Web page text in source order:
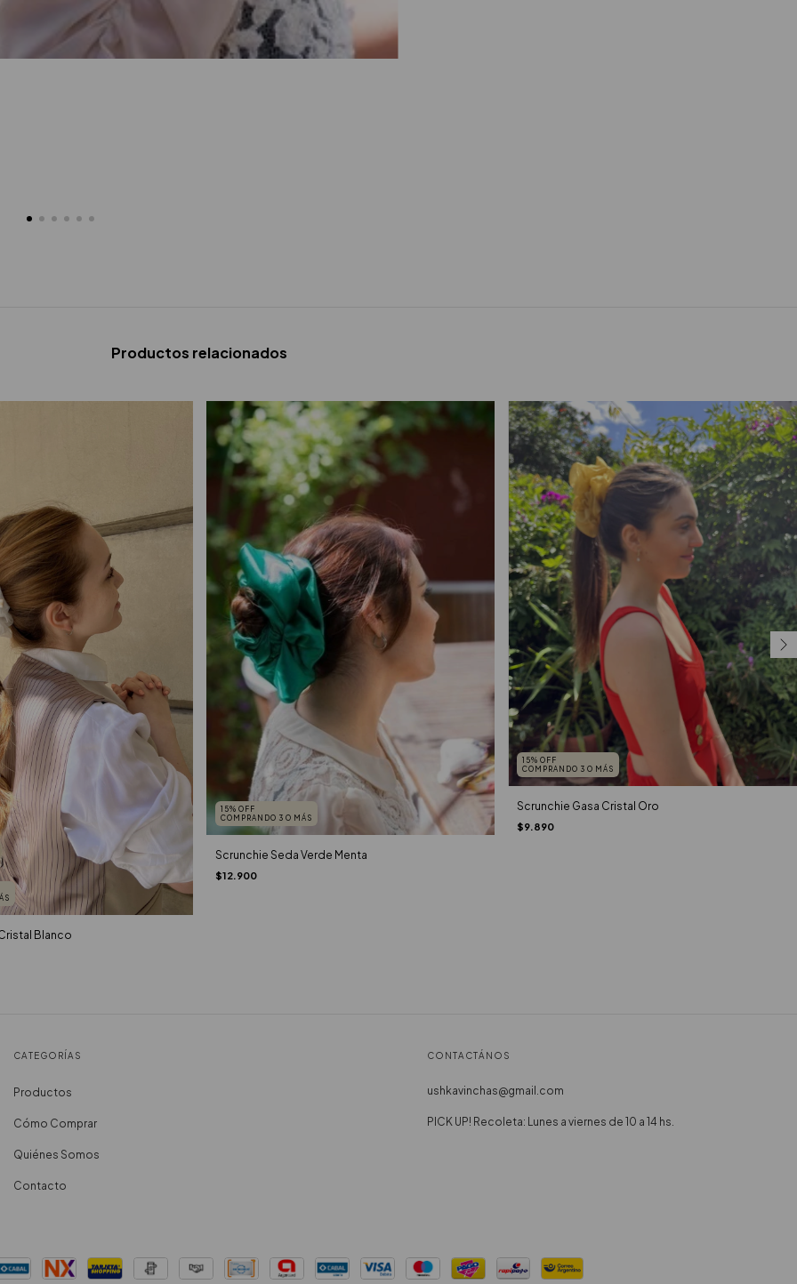
Productos relacionados
Blanco
15% OFF
COMPRANDO 3 O MÁS
Scrunchie Seda Verde Menta
$12.900
15% OFF
COMPRANDO 3 O MÁS
Scrunchie Gasa Cristal Oro
$9.890
CATEGORÍAS
Productos
Cómo Comprar
Quiénes Somos
Contacto
CONTACTÁNOS
ushkavinchas@gmail.com
PICK UP! Recoleta: Lunes a viernes de 10 a 14 hs.